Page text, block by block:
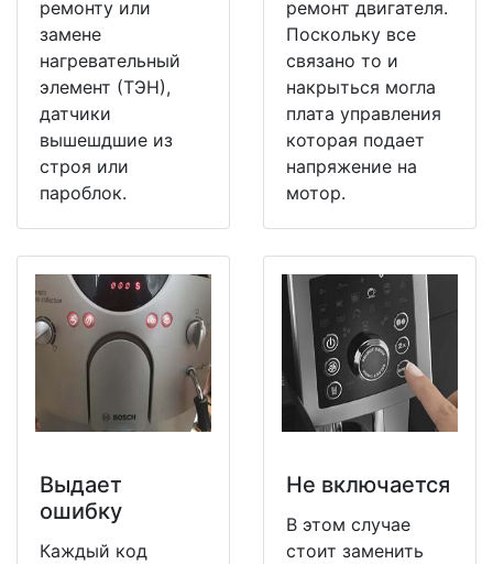
ремонту или
замене
нагревательный
элемент (ТЭН),
датчики
вышешдшие из
строя или
пароблок.
ремонт двигателя.
Поскольку все
связано то и
накрыться могла
плата управления
которая подает
напряжение на
мотор.
Выдает
ошибку
Каждый код
Не включается
В этом случае
стоит заменить